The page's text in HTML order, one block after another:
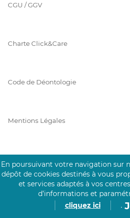
CGU / GGV
Charte Click&Care
Code de Déontologie
Mentions Légales
Protection des Données
En poursuivant votre navigation sur
dépôt de cookies destinés à vous
et services adaptés à vos
d’informations et
cliquez ici
.